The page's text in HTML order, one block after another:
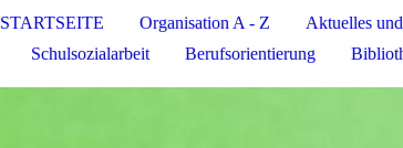
STARTSEITE Organisation A - Z Aktuelles
Schulsozialarbeit
Berufsorientierung